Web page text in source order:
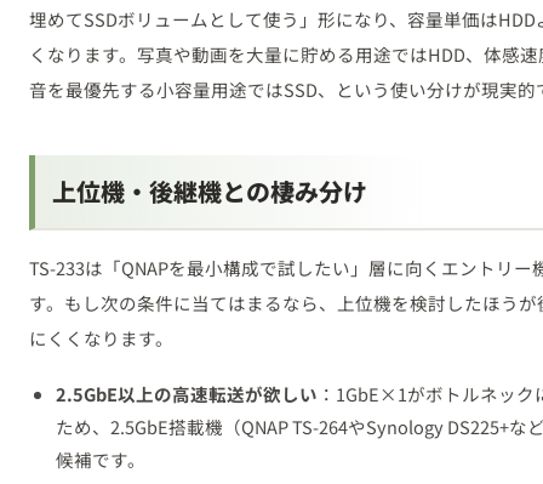
埋めてSSDボリュームとして使う」形になり、容量単価はHDD
くなります。写真や動画を大量に貯める用途ではHDD、体感
音を最優先する小容量用途ではSSD、という使い分けが現実的
上位機・後継機との棲み分け
TS-233は「QNAPを最小構成で試したい」層に向くエントリー
す。もし次の条件に当てはまるなら、上位機を検討したほうが
にくくなります。
2.5GbE以上の高速転送が欲しい ：1GbE×1がボトルネック
ため、2.5GbE搭載機（QNAP TS-264やSynology DS225+な
候補です。